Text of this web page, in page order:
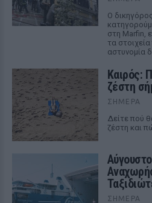
Ο
στη Marfin,
τα
αστυνομία
Καιρός:
ζέστη
ΣΉΜΕΡΑ
Δείτε πού
ζέστη και
ΣΉΜΕΡΑ